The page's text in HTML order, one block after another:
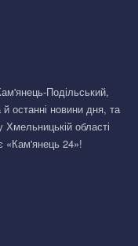
Подільський,
останні новини дня, та
області
«Кам'янець 24»!